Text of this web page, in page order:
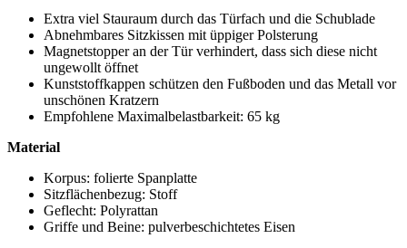
Extra viel Stauraum durch das Türfach und die Schublade
Abnehmbares Sitzkissen mit üppiger Polsterung
Magnetstopper an der Tür verhindert, dass sich diese nicht
ungewollt öffnet
Kunststoffkappen schützen den Fußboden und das Metall vor
unschönen Kratzern
Empfohlene Maximalbelastbarkeit: 65 kg
Material
Korpus: folierte Spanplatte
Sitzflächenbezug: Stoff
Geflecht: Polyrattan
Griffe und Beine: pulverbeschichtetes Eisen